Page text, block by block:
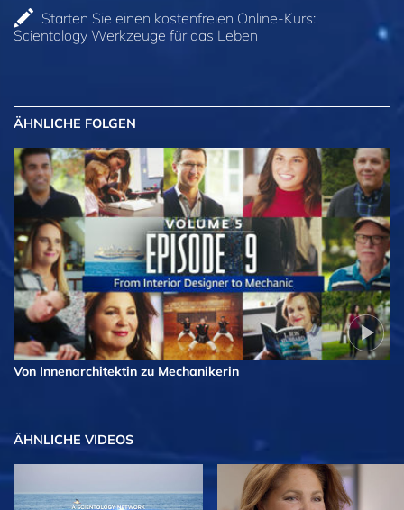
Starten Sie einen kostenfreien Online-Kurs:
Scientology Werkzeuge für das Leben
ÄHNLICHE FOLGEN
Von Innenarchitektin zu Mechanikerin
ÄHNLICHE VIDEOS